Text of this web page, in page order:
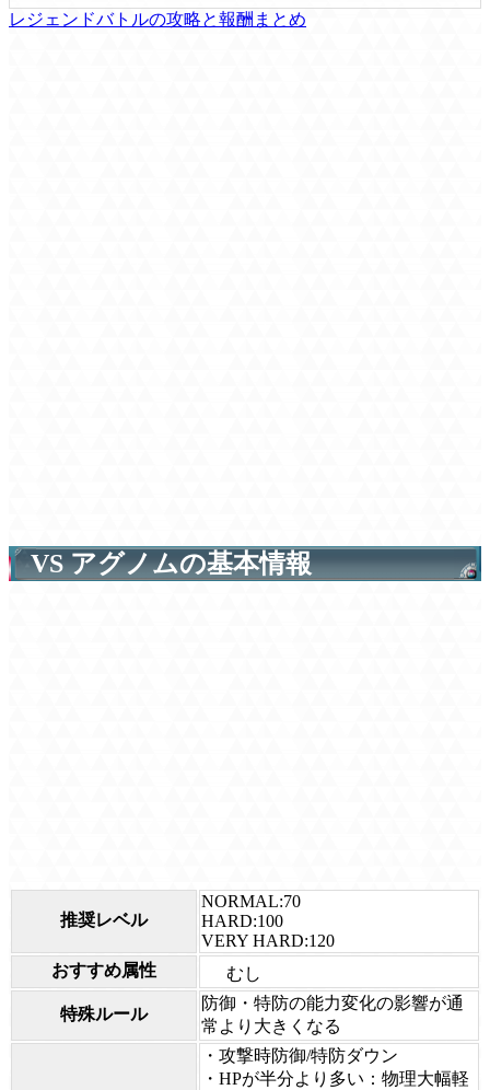
レジェンドバトルの攻略と報酬まとめ
VS アグノムの基本情報
推奨レベル
NORMAL:70
HARD:100
VERY HARD:120
おすすめ属性
むし
特殊ルール
防御・特防の能力変化の影響が通
常より大きくなる
・攻撃時防御/特防ダウン
・HPが半分より多い：物理大幅軽